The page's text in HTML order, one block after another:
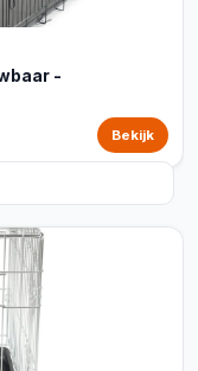
-
Bekijk